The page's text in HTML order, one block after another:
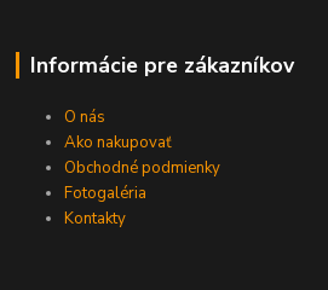
Informácie pre zákazníkov
O nás
Ako nakupovať
Obchodné podmienky
Fotogaléria
Kontakty